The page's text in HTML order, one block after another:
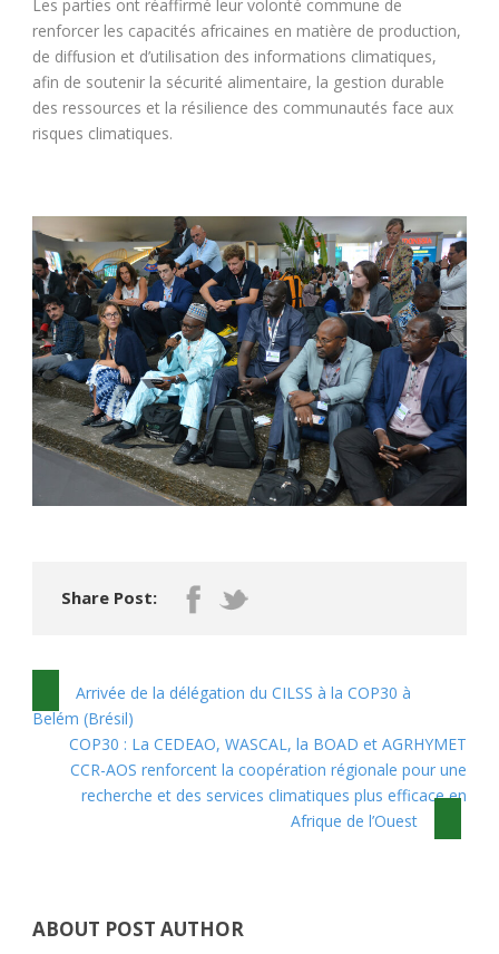
Les parties ont réaffirmé leur volonté commune de
renforcer les capacités africaines en matière de production,
de diffusion et d’utilisation des informations climatiques,
afin de soutenir la sécurité alimentaire, la gestion durable
des ressources et la résilience des communautés face aux
risques climatiques.
Share Post:
Arrivée de la délégation du CILSS à la COP30 à
Belém (Brésil)
COP30 : La CEDEAO, WASCAL, la BOAD et AGRHYMET
CCR-AOS renforcent la coopération régionale pour une
recherche et des services climatiques plus efficace en
Afrique de l’Ouest
ABOUT POST AUTHOR